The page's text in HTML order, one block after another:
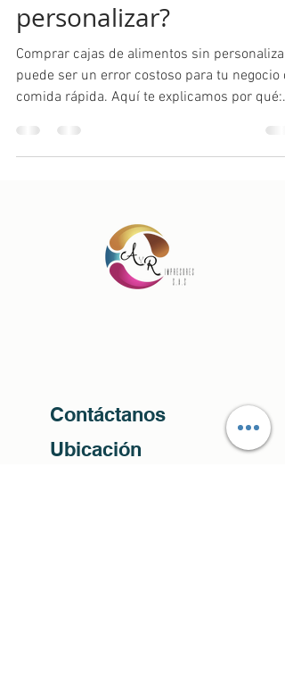
personalizar?
Comprar cajas de alimentos sin personalizar
puede ser un error costoso para tu negocio
comida rápida. Aquí te explicamos por qué:...
Contáctanos
Ubicación